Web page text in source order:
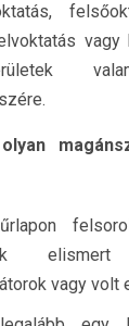
vagy volt